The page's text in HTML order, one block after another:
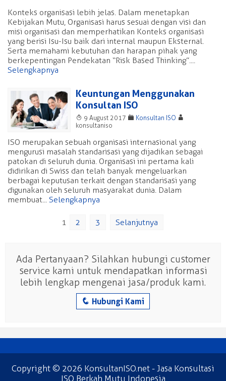
Konteks organisasi lebih jelas. Dalam menetapkan
Kebijakan Mutu, Organisasi harus sesuai dengan visi dan
misi organisasi dan memperhatikan Konteks organisasi
yang berisi Isu-Isu baik dari internal maupun Eksternal.
Serta memahami kebutuhan dan harapan pihak yang
berkepentingan Pendekatan “Risk Based Thinking”....
Selengkapnya
Keuntungan Menggunakan
Konsultan ISO
T 9 August 2017 F Konsultan ISO A
konsultaniso
ISO merupakan sebuah organisasi internasional yang
mengurusi masalah standarisasi yang dijadikan sebagai
patokan di seluruh dunia. Organisasi ini pertama kali
didirikan di Swiss dan telah banyak mengeluarkan
berbagai keputusan terkait dengan standarisasi yang
digunakan oleh seluruh masyarakat dunia. Dalam
membuat... Selengkapnya
1 2 3 Selanjutnya
Ada Pertanyaan? Silahkan hubungi customer
service kami untuk mendapatkan informasi
lebih lengkap mengenai jasa/produk kami.
q Hubungi Kami
Copyright © 2026 KonsultanISO.net - Jasa Konsultasi
ISO Berkah Mutu Indonesia